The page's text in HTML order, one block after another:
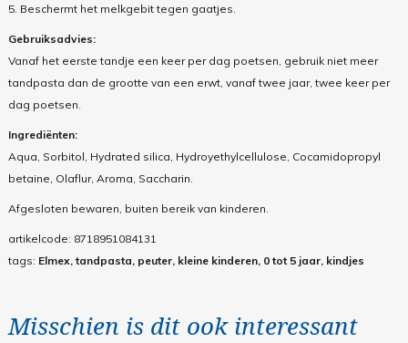
5. Beschermt het melkgebit tegen gaatjes.
Gebruiksadvies:
Vanaf het eerste tandje een keer per dag poetsen, gebruik niet meer
tandpasta dan de grootte van een erwt, vanaf twee jaar, twee keer per
dag poetsen.
Ingrediënten:
Aqua, Sorbitol, Hydrated silica, Hydroyethylcellulose, Cocamidopropyl
betaine, Olaflur, Aroma, Saccharin.
Afgesloten bewaren, buiten bereik van kinderen.
artikelcode: 8718951084131
tags: Elmex, tandpasta, peuter, kleine kinderen, 0 tot 5 jaar, kindjes
Misschien is dit ook interessant